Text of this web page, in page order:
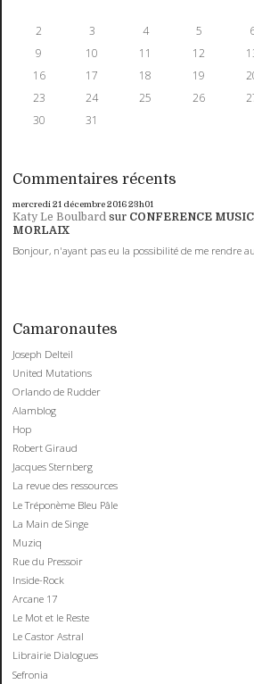
2
3 4 5
9
10 11 12
16
17 18 19
23
24 25 26
30
31
Commentaires récents
mercredi 21 décembre 201623h01
Katy Le Boulbard sur CONFERENCE
MORLAIX
Bonjour, n'ayant pas eu la possibilité de me rendre
Camaronautes
Joseph Delteil
United Mutations
Orlando de Rudder
Alamblog
Hop
Robert Giraud
Jacques Sternberg
La revue des ressources
Le Tréponème Bleu Pâle
La Main de Singe
Muziq
Rue du Pressoir
Inside-Rock
Arcane 17
Le Mot et le Reste
Le Castor Astral
Librairie Dialogues
Sefronia